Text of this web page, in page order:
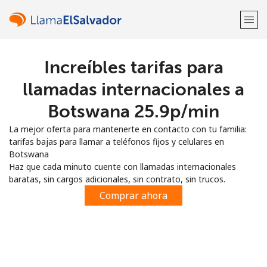
¡Bienvenido!
Regístrate con
o
Increíbles tarifas para
llamadas internacionales a
Botswana ⁦25.9p⁩/min
La mejor oferta para mantenerte en contacto con tu familia:
tarifas bajas para llamar a teléfonos fijos y celulares en
Botswana
Haz que cada minuto cuente con llamadas internacionales
baratas, sin cargos adicionales, sin contrato, sin trucos.
Comprar ahora